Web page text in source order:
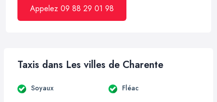
Appelez 09 88 29 01 98
Taxis dans Les villes de Charente
Soyaux Fléac